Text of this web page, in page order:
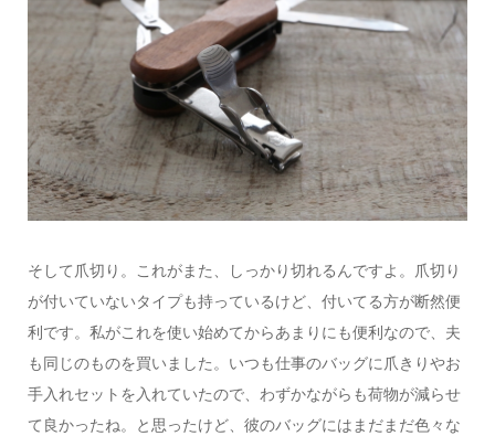
そして爪切り。これがまた、しっかり切れるんですよ。爪切り
が付いていないタイプも持っているけど、付いてる方が断然便
利です。私がこれを使い始めてからあまりにも便利なので、夫
も同じのものを買いました。いつも仕事のバッグに爪きりやお
手入れセットを入れていたので、わずかながらも荷物が減らせ
て良かったね。と思ったけど、彼のバッグにはまだまだ色々な